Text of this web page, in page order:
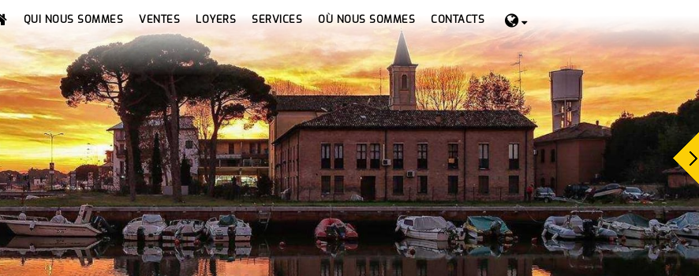
QUI NOUS SOMMES VENTES LOYERS SERVICES OÙ NOUS SOMMES CONTACTS